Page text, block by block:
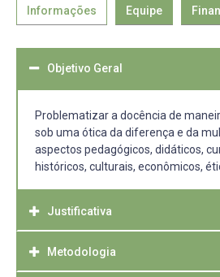
Informações Equipe
Objetivo Geral
Problematizar a docência de
sob uma ótica da diferença e da
aspectos pedagógicos, didáticos,
históricos, culturais, econômicos,
Justificativa
Justifica-se a importância do projeto
como uma possibilidade de oferta
Metodologia